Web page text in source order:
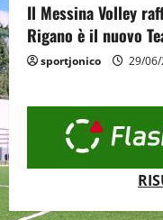
Il Messina Volley
Rigano è il nuovo
sportjonico 29/